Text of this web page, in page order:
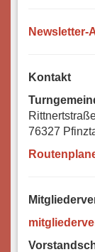
Newsletter-
Kontakt
76327